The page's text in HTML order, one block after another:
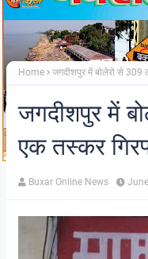
Home जगदीशपुर में बोलेरो से 309
जगदीशपुर में
एक तस्कर
Buxar Online News